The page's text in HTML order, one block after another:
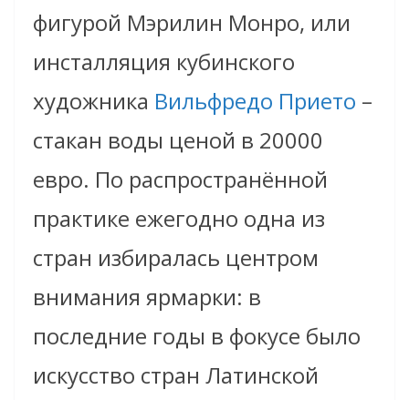
фигурой Мэрилин Монро, или
инсталляция кубинского
художника Вильфредо Прието –
стакан воды ценой в 20000
евро. По распространённой
практике ежегодно одна из
стран избиралась центром
внимания ярмарки: в
последние годы в фокусе было
искусство стран Латинской